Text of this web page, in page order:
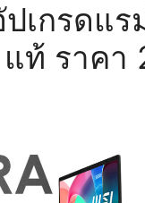
เกรดแร
ท้ ราคา